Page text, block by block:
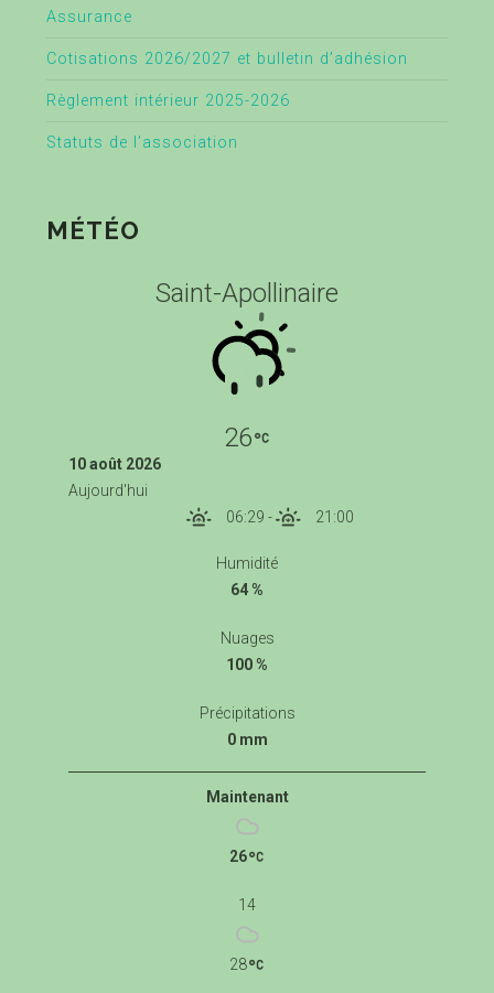
Assurance
Cotisations 2026/2027 et bulletin d’adhésion
Règlement intérieur 2025-2026
Statuts de l’association
MÉTÉO
Saint-Apollinaire
26
10 août 2026
Aujourd'hui
06:29 - 21:00
Humidité
64 %
Nuages
100 %
Précipitations
0 mm
Maintenant
26
14
28